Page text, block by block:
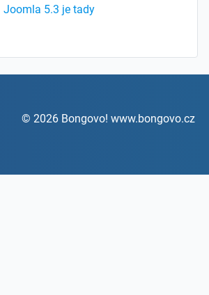
Joomla 5.3 je tady
© 2026 Bongovo! www.bongovo.cz